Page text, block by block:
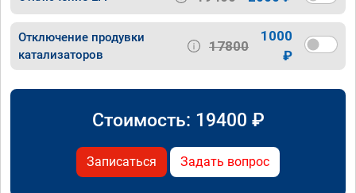
Отключение продувки
катализаторов
17800
1000
₽
Стоимость: 19400 ₽
Записаться Задать вопрос